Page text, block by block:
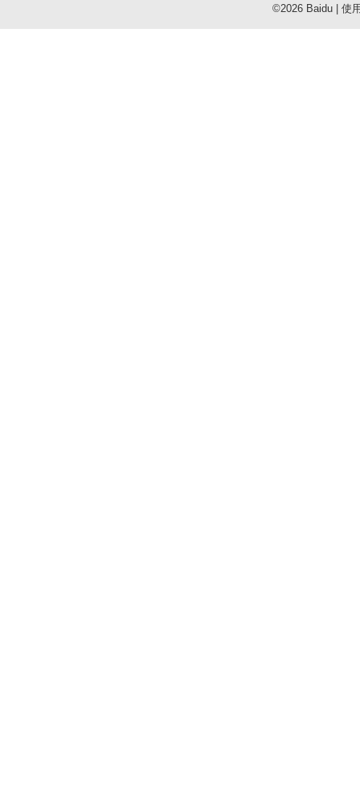
©2026 Baidu| 使